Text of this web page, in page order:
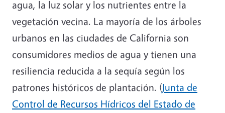
agua, la luz solar y los nutrientes entre la
vegetación vecina. La mayoría de los árboles
urbanos en las ciudades de California son
consumidores medios de agua y tienen una
resiliencia reducida a la sequía según los
patrones históricos de plantación. (Junta de
Control de Recursos Hídricos del Estado de